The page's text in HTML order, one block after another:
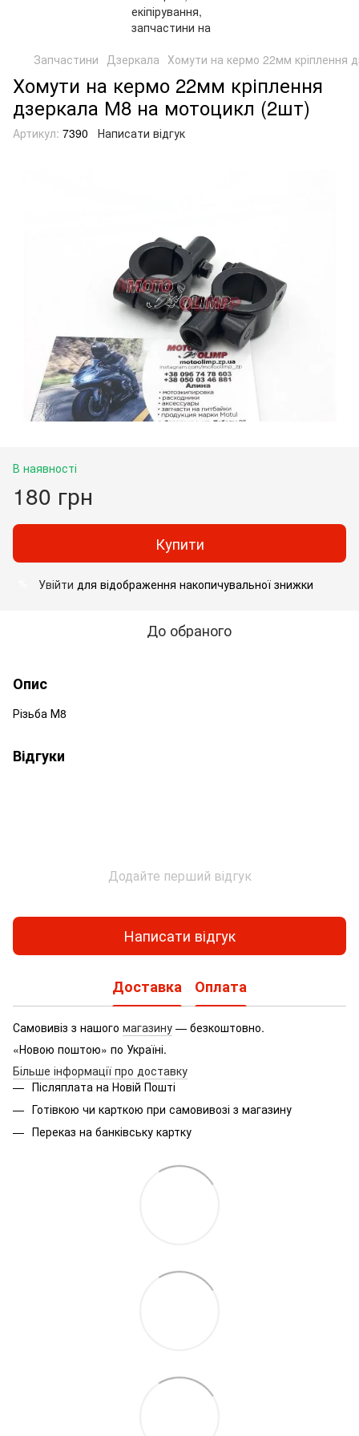
Запчастини Дзеркала Хомути на кермо 22мм кріплення
Хомути на кермо 22мм кріплення
дзеркала М8 на мотоцикл (2шт)
Артикул: 7390 Написати відгук
В наявності
180 грн
Купити
Увійти для відображення накопичувальної знижки
До обраного
Опис
Різьба М8
Відгуки
Додайте перший відгук
Написати відгук
Доставка Оплата
Самовивіз з нашого магазину — безкоштовно.
«Новою поштою» по Україні.
Більше інформації про доставку
Післяплата на Новій Пошті
Готівкою чи карткою при самовивозі з магазину
Переказ на банківську картку